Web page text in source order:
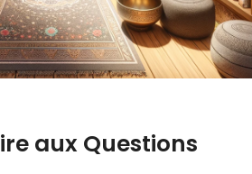
aux Questions